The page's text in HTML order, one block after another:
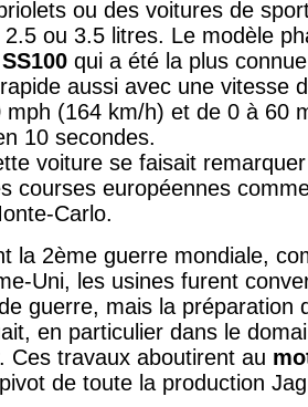
ou des voitures de
ou 3.5 litres. Le modèle
SS100 qui a été la plus
aussi avec une vitesse
mph (164 km/h) et de 0 à 60
10 secondes.
voiture se faisait
courses européennes
Carlo.
la 2ème guerre mondiale,
Uni, les usines furent
de guerre, mais la préparation
en particulier dans le
Ces travaux aboutirent au
de toute la production